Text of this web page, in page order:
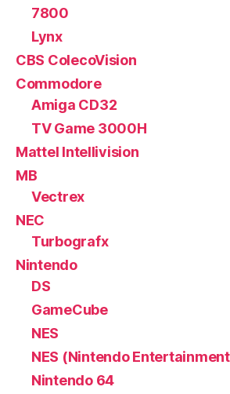
7800
Lynx
CBS ColecoVision
Commodore
Amiga CD32
TV Game 3000H
Mattel Intellivision
MB
Vectrex
NEC
Turbografx
Nintendo
DS
GameCube
NES
NES (Nintendo
Nintendo 64